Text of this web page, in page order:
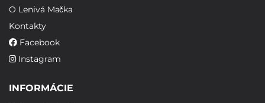
O Lenivá Mačka
Kontakty
Facebook
Instagram
INFORMÁCIE